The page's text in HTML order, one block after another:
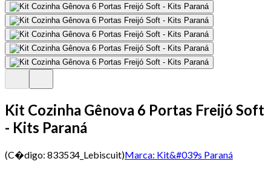
Kit Cozinha Gênova 6 Portas Freijó Soft
- Kits Paraná
(C�digo: 833534_Lebiscuit)Marca: Kit&#039s Paraná